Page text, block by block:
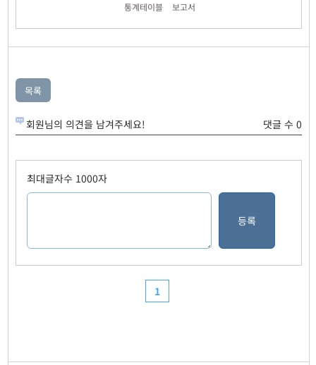
통계테이블 보고서